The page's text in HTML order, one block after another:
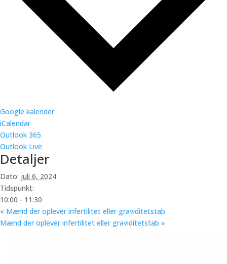
Google kalender
iCalendar
Outlook 365
Outlook Live
Detaljer
Dato: juli 6, 2024
Tidspunkt:
10:00 - 11:30
« Mænd der oplever infertilitet eller graviditetstab
Mænd der oplever infertilitet eller graviditetstab »